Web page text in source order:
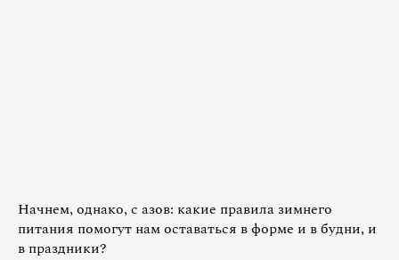
Начнем, однако, с азов: какие правила зимнего
питания помогут нам оставаться в форме и в будни, и
в праздники?